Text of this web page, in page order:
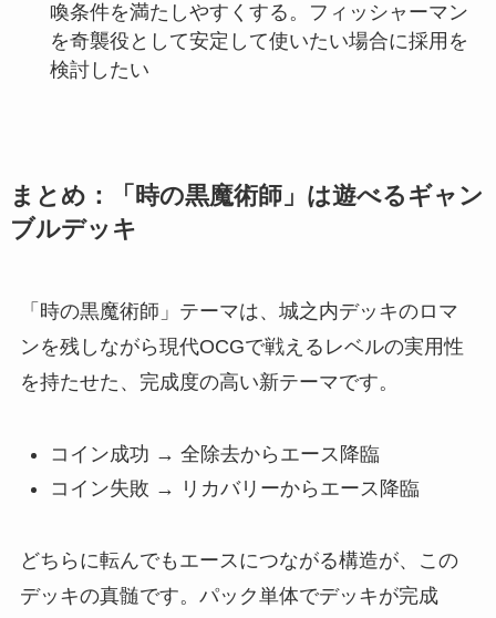
喚条件を満たしやすくする。フィッシャーマン
を奇襲役として安定して使いたい場合に採用を
検討したい
まとめ：「時の黒魔術師」は遊べるギャン
ブルデッキ
「時の黒魔術師」テーマは、城之内デッキのロマ
ンを残しながら現代OCGで戦えるレベルの実用性
を持たせた、完成度の高い新テーマです。
コイン成功 → 全除去からエース降臨
コイン失敗 → リカバリーからエース降臨
どちらに転んでもエースにつながる構造が、この
デッキの真髄です。パック単体でデッキが完成